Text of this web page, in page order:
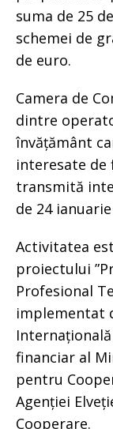
suma de 25
schemei de
de euro.
Camera de
dintre
învățământ
interesate de
transmită
de 24 ianuarie
Activitatea
proiectului
Profesional
implementat
financiar al
pentru
Agenției
Cooperare.